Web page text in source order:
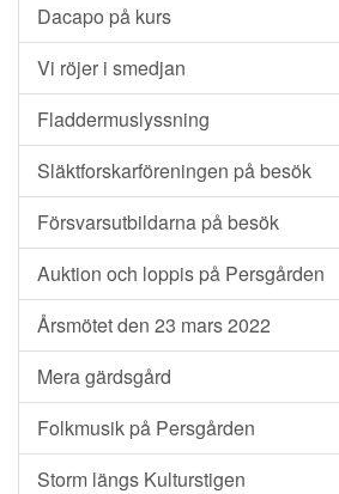
Dacapo på kurs
Vi röjer i smedjan
Fladdermuslyssning
Släktforskarföreningen på besök
Försvarsutbildarna på besök
Auktion och loppis på Persgården
Årsmötet den 23 mars 2022
Mera gärdsgård
Folkmusik på Persgården
Storm längs Kulturstigen